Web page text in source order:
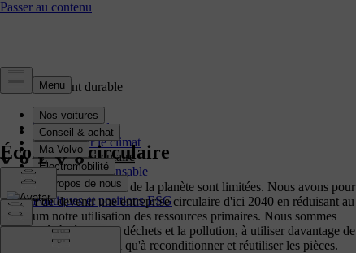
Développement durable
Vue d’ensemble
Action pour le climat
Économie circulaire
Entreprise responsable
Gouvernance
Politiques et positions ESG
Économie circulaire
Les ressources naturelles de la planète sont limitées. Nous avons pour
objectif de devenir une entreprise circulaire d'ici 2040 en réduisant au
minimum notre utilisation des ressources primaires. Nous sommes
déterminés à réduire les déchets et la pollution, à utiliser davantage de
matériaux recyclés ainsi qu'à reconditionner et réutiliser les pièces.